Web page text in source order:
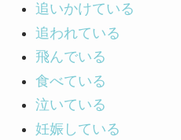
追いかけている
追われている
飛んでいる
食べている
泣いている
妊娠している